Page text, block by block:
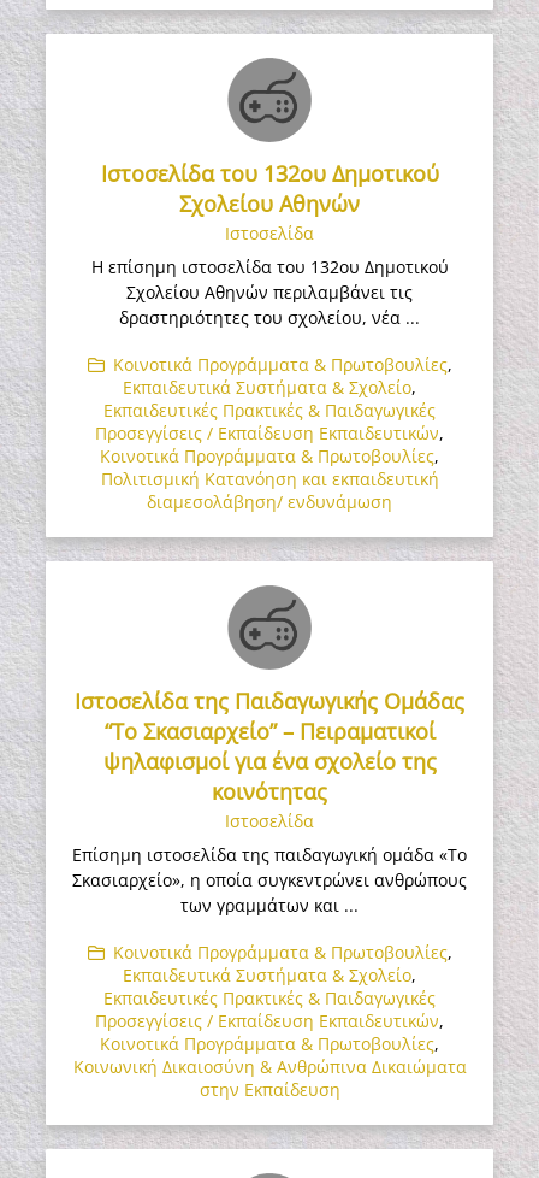
Ιστοσελίδα του 132ου Δημοτικού
Σχολείου Αθηνών
Ιστοσελίδα
Η επίσημη ιστοσελίδα του 132ου Δημοτικού
Σχολείου Αθηνών περιλαμβάνει τις
δραστηριότητες του σχολείου, νέα ...
Κοινοτικά Προγράμματα & Πρωτοβουλίες,
Εκπαιδευτικά Συστήματα & Σχολείο,
Εκπαιδευτικές Πρακτικές & Παιδαγωγικές
Προσεγγίσεις / Εκπαίδευση Εκπαιδευτικών,
Κοινοτικά Προγράμματα & Πρωτοβουλίες,
Πολιτισμική Κατανόηση και εκπαιδευτική
διαμεσολάβηση/ ενδυνάμωση
Ιστοσελίδα της Παιδαγωγικής Ομάδας
“Το Σκασιαρχείο” – Πειραματικοί
ψηλαφισμοί για ένα σχολείο της
κοινότητας
Ιστοσελίδα
Επίσημη ιστοσελίδα της παιδαγωγική ομάδα «Το
Σκασιαρχείο», η οποία συγκεντρώνει ανθρώπους
των γραμμάτων και ...
Κοινοτικά Προγράμματα & Πρωτοβουλίες,
Εκπαιδευτικά Συστήματα & Σχολείο,
Εκπαιδευτικές Πρακτικές & Παιδαγωγικές
Προσεγγίσεις / Εκπαίδευση Εκπαιδευτικών,
Κοινοτικά Προγράμματα & Πρωτοβουλίες,
Κοινωνική Δικαιοσύνη & Ανθρώπινα Δικαιώματα
στην Εκπαίδευση